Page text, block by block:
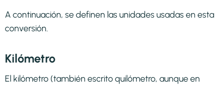
A continuación, se definen las unidades usadas en esta
conversión.
Kilómetro
El kilómetro (también escrito quilómetro, aunque en